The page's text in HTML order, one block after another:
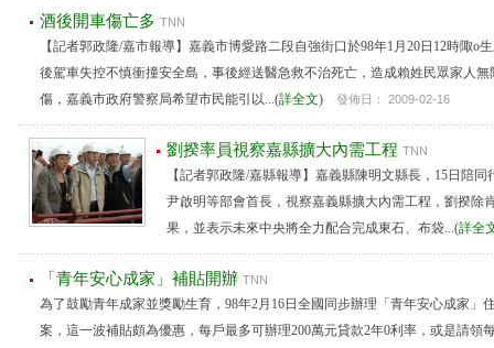
酒後開車傷亡多 TNN
【記者郭政隆/嘉市報導】嘉義市博愛路二段自強街口於98年1月20日12時陬o
後駕車失控不慎衝撞安全島，事後經送醫急救不治死亡，造成賴姓民眾家人無
傷，嘉義市政府警察局希望市民能引以...(詳全文) 發佈日： 2009-02-16
劉揆率員視察嘉縣擴大內需工程 TNN
【記者郭政隆/嘉縣報導】嘉義縣陳明文縣長，15日陪
尹啟明等部會首長，視察嘉義縣擴大內需工程，劉揆除
果，並表示未來中央將全力配合完成東石、布袋...(詳全
「青年安心成家」補貼開辦 TNN
為了鼓勵青年成家並獎勵生育，98年2月16日全國同步辦理「青年安心成家」
案，這一波補貼頗為優惠，每戶最多可辦理200萬元貸款2年0利率，或是請領